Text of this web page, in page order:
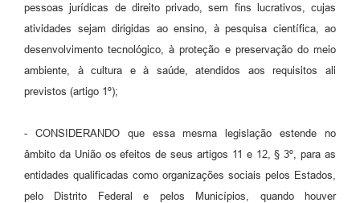
pessoas jurídicas de direito privado, sem fins lucrativos, cujas
atividades sejam dirigidas ao ensino, à pesquisa científica, ao
desenvolvimento tecnológico, à proteção e preservação do meio
ambiente, à cultura e à saúde, atendidos aos requisitos ali
previstos (artigo 1º);
- CONSIDERANDO que essa mesma legislação estende no
âmbito da União os efeitos de seus artigos 11 e 12, § 3º, para as
entidades qualificadas como organizações sociais pelos Estados,
pelo Distrito Federal e pelos Municípios, quando houver